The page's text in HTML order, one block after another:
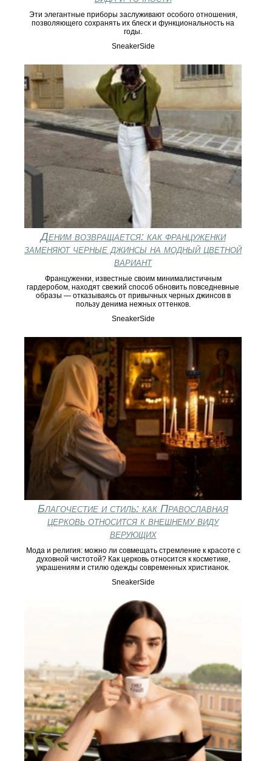
Эти элегантные приборы заслуживают особого отношения,
позволяющего сохранять их блеск и функциональность на
годы.
SneakerSide
Деним возвращается: как француженки
заменяют черные джинсы на модный цветной
вариант
Француженки, известные своим минималистичным
гардеробом, находят свежий способ обновить повседневные
образы — отказываясь от привычных черных джинсов в
пользу денима нежных оттенков.
SneakerSide
Благочестие и стиль: как Православная
церковь относится к внешнему виду
верующих
Мода и религия: можно ли совмещать стремление к красоте с
духовной чистотой? Как церковь относится к косметике,
украшениям и стилю одежды современных христианок.
SneakerSide